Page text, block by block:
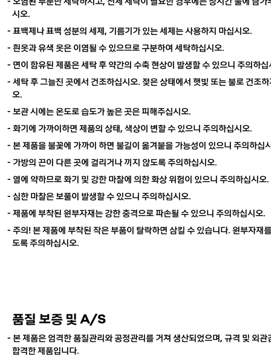
시오.
- 표백제나 표백 성분의 세제, 기름기가 있는 세제는 사용하지 마십시오.
- 흰옷과 유색 옷은 이염될 수 있으므로 구분하여 세탁하십시오.
- 면이 함유된 제품은 세탁 후 약간의 수축 현상이 발생할 수 있으니 주의하
- 세탁 후 그늘진 곳에서 건조하십시오. 젖은 상태에서 햇빛 또는 불로 건조
오.
- 보관 시에는 온도로 습도가 높은 곳은 피해주십시오.
- 화기에 가까이하면 제품의 상태, 색상이 변할 수 있으니 주의하십시오.
- 본 제품을 불꽃에 가까이 하면 불길이 옮겨붙을 가능성이 있으니 주의하십
- 가방의 끈이 다른 곳에 걸리거나 끼지 않도록 주의하십시오.
- 열에 약하므로 화기 및 강한 마찰에 의한 화상 위험이 있으니 주의하십시오.
- 심한 마찰은 보풀이 발생할 수 있으니 주의하십시오.
- 제품에 부착된 원부자재는 강한 충격으로 파손될 수 있으니 주의하십시오.
- 주의! 본 제품에 부착된 작은 부품이 탈락하면 삼킬 수 있습니다. 원부자재
도록 주의하십시오.
품질 보증 및 A/S
- 본 제품은 엄격한 품질관리와 공정관리를 거쳐 생산되었으며, 규격 및 외관
합격한 제품입니다.